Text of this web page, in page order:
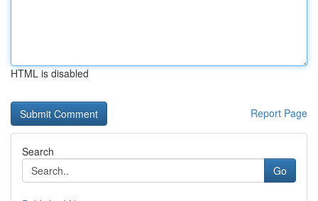
HTML is disabled
Report Page
Search
Go